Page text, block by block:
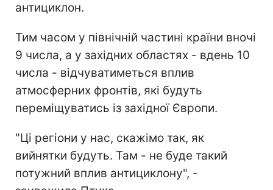
антициклон.
Тим часом у північній частині країни вночі
9 числа, а у західних областях - вдень 10
числа - відчуватиметься вплив
атмосферних фронтів, які будуть
переміщуватись із західної Європи.
"Ці регіони у нас, скажімо так, як
вийнятки будуть. Там - не буде такий
потужний вплив антициклону", -